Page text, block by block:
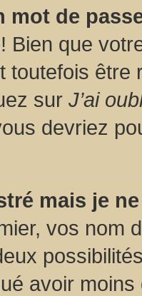
mot de
Bien que
toutefois être
sur J’ai
devriez
mais je
vos nom
avoir